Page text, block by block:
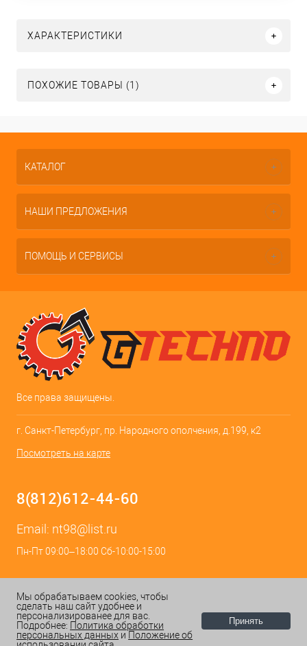
ХАРАКТЕРИСТИКИ
ПОХОЖИЕ ТОВАРЫ (1)
КАТАЛОГ
НАШИ ПРЕДЛОЖЕНИЯ
ПОМОЩЬ И СЕРВИСЫ
Все права защищены.
г. Санкт-Петербург, пр. Народного ополчения, д.199, к2
Посмотреть на карте
8(812)612-44-60
Email: nt98@list.ru
Пн-Пт 09:00–18:00 Сб-10:00-15:00
Мы обрабатываем cookies, чтобы
сделать наш сайт удобнее и
персонализированее для вас.
Подробнее: Политика обработки
персональных данных и Положение об
Принять